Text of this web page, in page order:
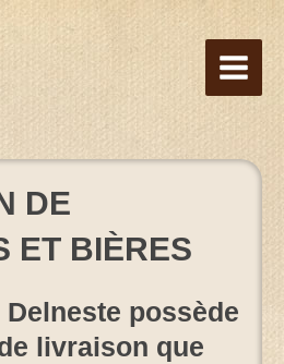
DE
ET BIÈRES
possède
livraison que